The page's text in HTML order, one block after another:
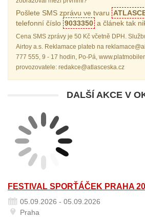
Pošlete SMS zprávu ve tvaru
telefonní číslo 9033350 a článek tak
Cena SMS zprávy je 50 Kč včetně DPH.
Airtoy a.s. Reklamace plateb na
777 555, 9 - 17 hodin, Po-Pá,
provozovatele: redakce@atlasceska.cz
DALŠÍ AKCE V
FESTIVAL SPORŤÁČEK PRAHA
05.09.2026 - 05.09.2026
Praha